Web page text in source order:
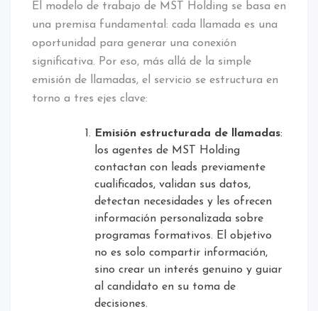
El modelo de trabajo de MST Holding se basa en
una premisa fundamental: cada llamada es una
oportunidad para generar una conexión
significativa. Por eso, más allá de la simple
emisión de llamadas, el servicio se estructura en
torno a tres ejes clave:
Emisión estructurada de llamadas:
los agentes de MST Holding
contactan con leads previamente
cualificados, validan sus datos,
detectan necesidades y les ofrecen
información personalizada sobre
programas formativos. El objetivo
no es solo compartir información,
sino crear un interés genuino y guiar
al candidato en su toma de
decisiones.